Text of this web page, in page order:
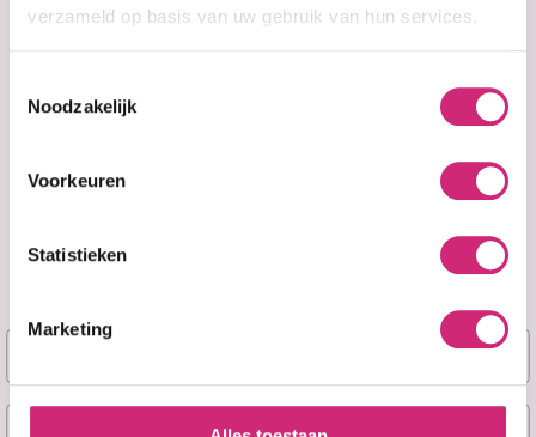
verzameld op basis van uw gebruik van hun services.
Noodzakelijk
Voorkeuren
Statistieken
Marketing
Naam
E-mail